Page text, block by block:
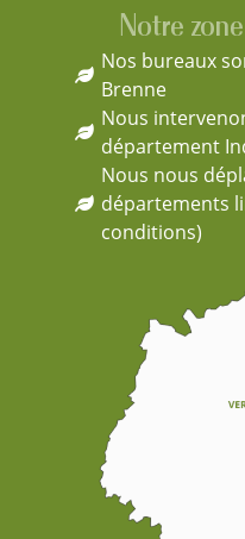
Notre
Nos bureaux
Brenne
Nous
département
Nous nous
départements
conditions)